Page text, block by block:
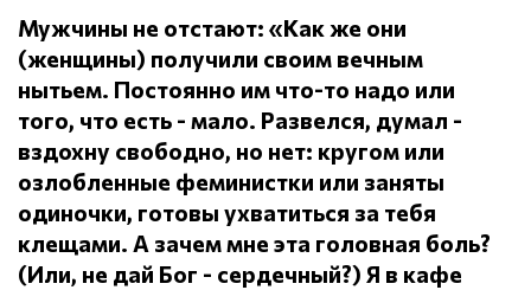
Мужчины не отстают: «Как же они
(женщины) получили своим вечным
нытьем. Постоянно им что-то надо или
того, что есть - мало. Развелся, думал -
вздохну свободно, но нет: кругом или
озлобленные феминистки или заняты
одиночки, готовы ухватиться за тебя
клещами. А зачем мне эта головная боль?
(Или, не дай Бог - сердечный?) Я в кафе